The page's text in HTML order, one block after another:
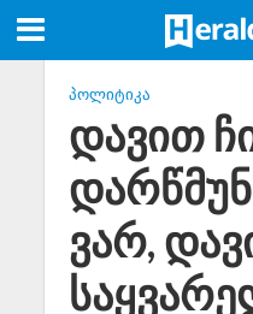
ᲞᲝᲚᲘᲢᲘᲙᲐ
დავით
ვარ,